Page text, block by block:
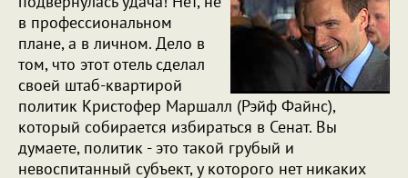
в профессиональном
плане, а в личном. Дело в
том, что этот отель сделал
своей штаб-квартирой
политик Кристофер Маршалл (Рэйф Файнс),
который собирается избираться в Сенат. Вы
думаете, политик - это такой грубый и
невоспитанный субъект, у которого нет никаких